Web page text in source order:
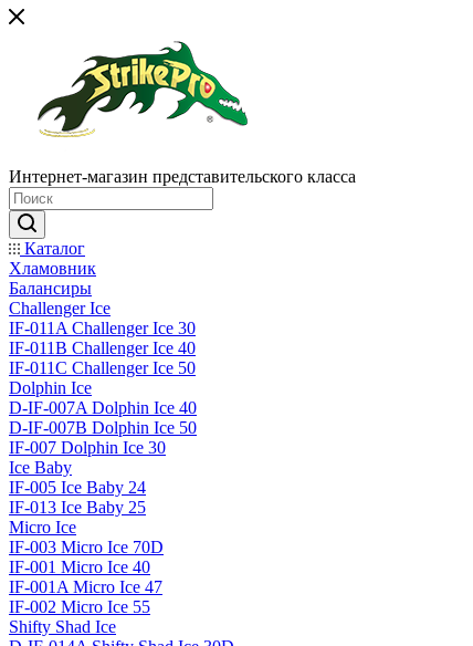
Интернет-магазин представительского класса
Каталог
Хламовник
Балансиры
Challenger Ice
IF-011A Challenger Ice 30
IF-011B Challenger Ice 40
IF-011C Challenger Ice 50
Dolphin Ice
D-IF-007A Dolphin Ice 40
D-IF-007B Dolphin Ice 50
IF-007 Dolphin Ice 30
Ice Baby
IF-005 Ice Baby 24
IF-013 Ice Baby 25
Micro Ice
IF-003 Micro Ice 70D
IF-001 Micro Ice 40
IF-001A Micro Ice 47
IF-002 Micro Ice 55
Shifty Shad Ice